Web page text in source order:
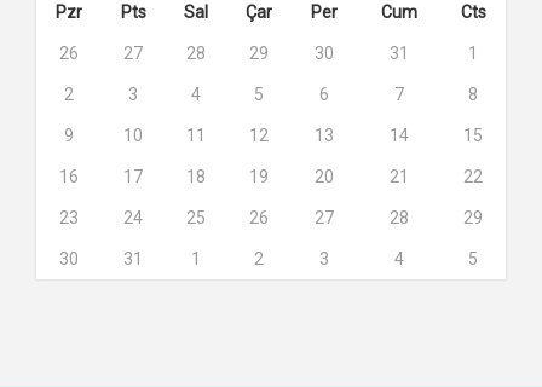
Pzr Pts Sal Çar Per Cum Cts
26 27 28 29 30 31 1
2 3 4 5 6 7 8
9 10 11 12 13 14 15
16 17 18 19 20 21 22
23 24 25 26 27 28 29
30 31 1 2 3 4 5